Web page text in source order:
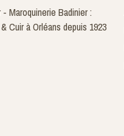
Maroquinerie Badinier :
Cuir à Orléans depuis 1923